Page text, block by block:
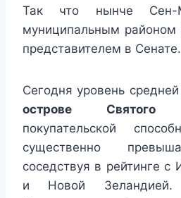
Так что нынче Сен-
муниципальным
представителем в Сенате.
Сегодня уровень
острове Святого
покупательской
существенно
соседствуя в рейтинге с
и Новой